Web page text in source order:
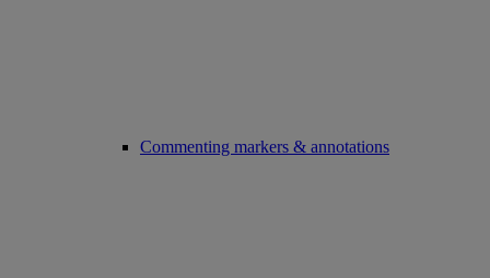
Commenting markers & annotations